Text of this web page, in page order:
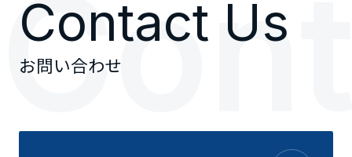
Con
Contact Us
お問い合わせ